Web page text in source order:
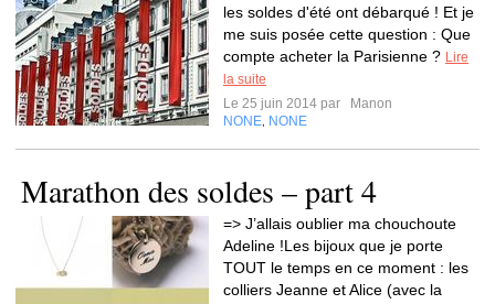
les soldes d'été ont débarqué ! Et je
me suis posée cette question : Que
compte acheter la Parisienne ? Lire
la suite
Le 25 juin 2014 par
Manon
NONE NONE
Marathon des soldes – part 4
=> J’allais oublier ma chouchoute
Adeline !Les bijoux que je porte
TOUT le temps en ce moment : les
colliers Jeanne et Alice (avec la